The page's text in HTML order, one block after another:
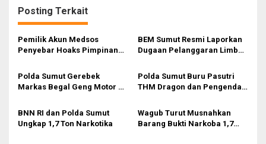
g
a
s
p
o
s
Posting Terkait
Pemilik Akun Medsos
Penyebar Hoaks Pimpinan
BEM Sumut Resmi Laporkan
Dugaan Pelanggaran Limbah
Polda Sumut
Polda Sumut Gerebek
Markas Begal Geng Motor di
dan 3 Ditembak
Polda Sumut Buru Pasutri
THM Dragon dan Pengendali
BNN RI dan Polda Sumut
Ungkap 1,7 Ton Narkotika
Wagub Turut Musnahkan
Barang Bukti Narkoba 1,7